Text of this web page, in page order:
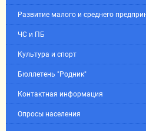
Развитие малого и среднего
ЧС и ПБ
Культура и спорт
Бюллетень "Родник"
Контактная информация
Опросы населения